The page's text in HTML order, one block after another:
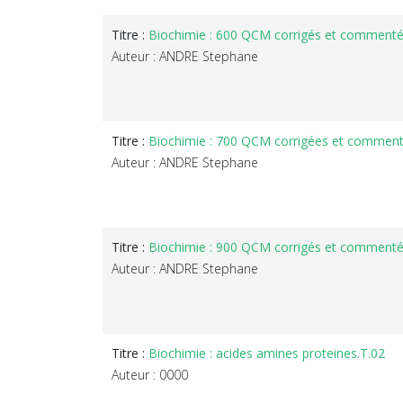
Titre : Biochimie : 600 QCM corrigés et
Auteur : ANDRE Stephane
Titre : Biochimie : 700 QCM corrigées et
Auteur : ANDRE Stephane
Titre : Biochimie : 900 QCM corrigés et
Auteur : ANDRE Stephane
Titre : Biochimie : acides amines proteines.T.02
Auteur : 0000